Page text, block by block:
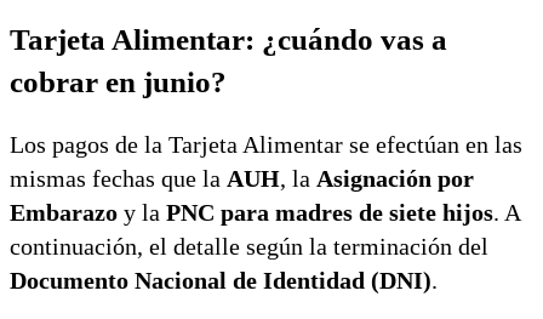
Tarjeta Alimentar: ¿cuándo vas a
cobrar en junio?
Los pagos de la Tarjeta Alimentar se efectúan en las
mismas fechas que la AUH, la Asignación por
Embarazo y la PNC para madres de siete hijos. A
continuación, el detalle según la terminación del
Documento Nacional de Identidad (DNI).